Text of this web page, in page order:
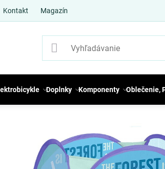
Kontakt Magazín
Doplnky Komponenty Oblečenie,